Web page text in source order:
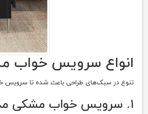
انواع سرویس خواب
تنوع در سبک‌های طراحی باعث شده تا سرویس
۱. سرویس خواب مشکی مدرن و مینیمال